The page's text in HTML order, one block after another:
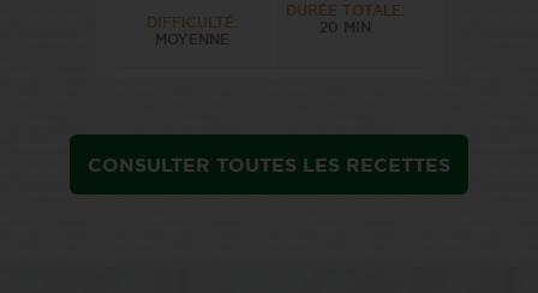
DIFFICULTÉ:
MOYENNE
DURÉE TOTALE:
20 MIN
CONSULTER TOUTES LES RECETTES